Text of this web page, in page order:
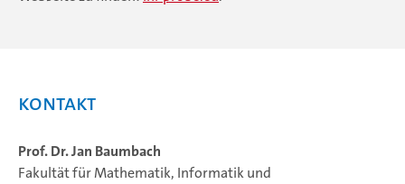
Kontakt
Prof. Dr. Jan Baumbach
Fakultät für Mathematik, Informatik und